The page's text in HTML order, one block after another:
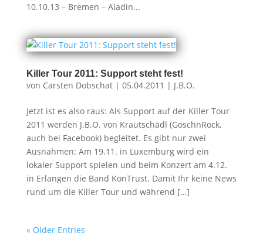
10.10.13 – Bremen – Aladin...
Killer Tour 2011: Support steht fest!
von Carsten Dobschat| 05.04.2011 | J.B.O.
Jetzt ist es also raus: Als Support auf der Killer Tour
2011 werden J.B.O. von Krautschädl (GoschnRock,
auch bei Facebook) begleitet. Es gibt nur zwei
Ausnahmen: Am 19.11. in Luxemburg wird ein
lokaler Support spielen und beim Konzert am 4.12.
in Erlangen die Band KonTrust. Damit Ihr keine News
rund um die Killer Tour und während […]
« Older Entries